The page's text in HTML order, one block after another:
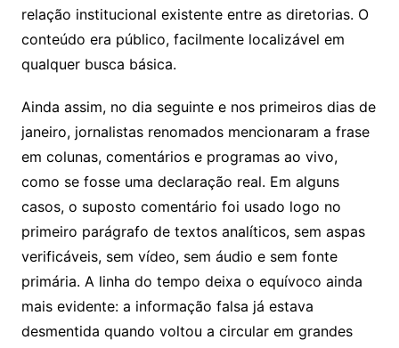
relação institucional existente entre as diretorias. O
conteúdo era público, facilmente localizável em
qualquer busca básica.
Ainda assim, no dia seguinte e nos primeiros dias de
janeiro, jornalistas renomados mencionaram a frase
em colunas, comentários e programas ao vivo,
como se fosse uma declaração real. Em alguns
casos, o suposto comentário foi usado logo no
primeiro parágrafo de textos analíticos, sem aspas
verificáveis, sem vídeo, sem áudio e sem fonte
primária. A linha do tempo deixa o equívoco ainda
mais evidente: a informação falsa já estava
desmentida quando voltou a circular em grandes